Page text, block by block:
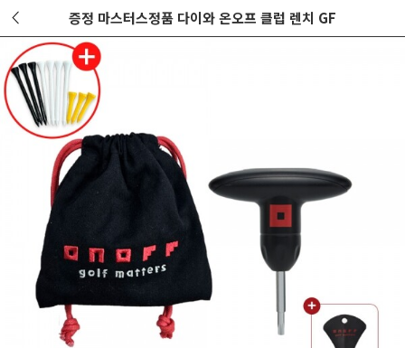
증정 마스터스정품 다이와 온오프 클럽 렌치 GF